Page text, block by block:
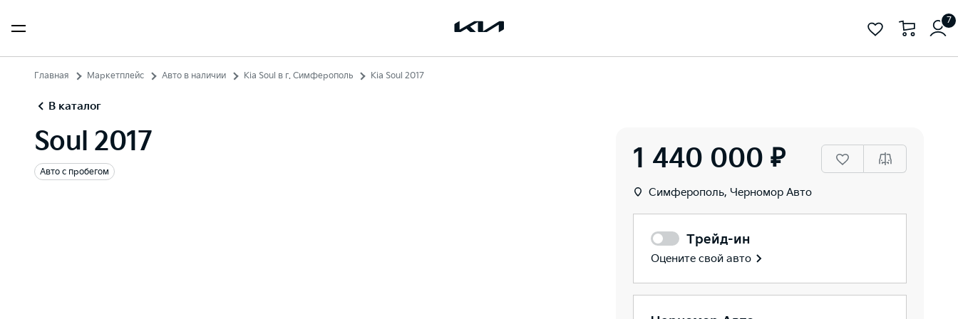
7
Главная Маркетплейс Авто в наличии Kia Soul в г. Симферополь Kia Soul 2017
В каталог
Soul 2017
Авто с пробегом 1 440 000 ₽
Симферополь, Черномор Авто
Трейд-ин
Оцените свой авто